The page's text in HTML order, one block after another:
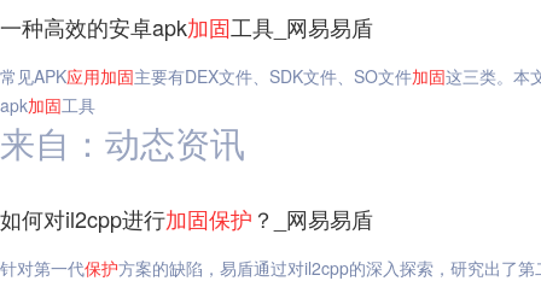
一种高效的安卓apk加固工具_网易易盾
常见APK应用加固主要有DEX文件、SDK文件、SO文件加固这三类。本
apk加固工具
来自：动态资讯
如何对il2cpp进行加固保护 ？_网易易盾
针对第一代保护方案的缺陷，易盾通过对il2cpp的深入探索，研究出了